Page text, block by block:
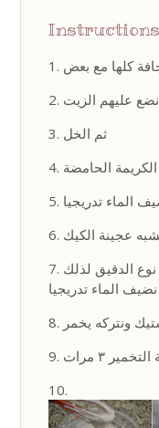
Instructions
كلها مع بعض
نضع عليهم الزيت
ثم الخل
الحامضة
الماء تدريجيا
عجينة الكيك
الدقيق لذلك
نضيف الماء تدريجيا
ونتركه يخمر
٣ مرات